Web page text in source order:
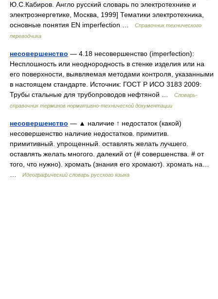
Ю.С.Кабиров. Англо русский словарь по электротехнике и
электроэнергетике, Москва, 1999] Тематики электротехника,
основные понятия EN imperfection …
Справочник технического
переводчика
несовершенство — 4.18 несовершенство (imperfection):
Несплошность или неоднородность в стенке изделия или на
его поверхности, выявляемая методами контроля, указанными
в настоящем стандарте. Источник: ГОСТ Р ИСО 3183 2009:
Трубы стальные для трубопроводов нефтяной …
Словарь-
справочник терминов нормативно-технической документации
несовершенство — ▲ наличие ↑ недостаток (какой)
несовершенство наличие недостатков. примитив.
примитивный. упрощенный. оставлять желать лучшего.
оставлять желать многого. далекий от (# совершенства. # от
того, что нужно). хромать (знания его хромают). хромать на…
Идеографический словарь русского языка